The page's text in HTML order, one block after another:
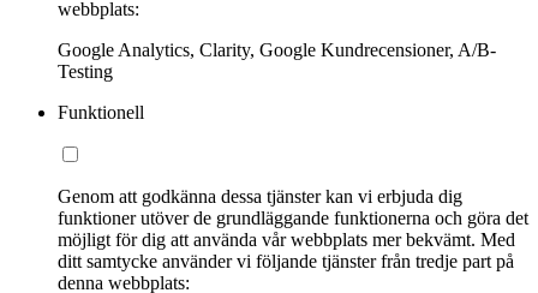
webbplats:
Google Analytics, Clarity, Google Kundrecensioner, A/B-
Testing
Funktionell
Genom att godkänna dessa tjänster kan vi erbjuda dig
funktioner utöver de grundläggande funktionerna och göra det
möjligt för dig att använda vår webbplats mer bekvämt. Med
ditt samtycke använder vi följande tjänster från tredje part på
denna webbplats: